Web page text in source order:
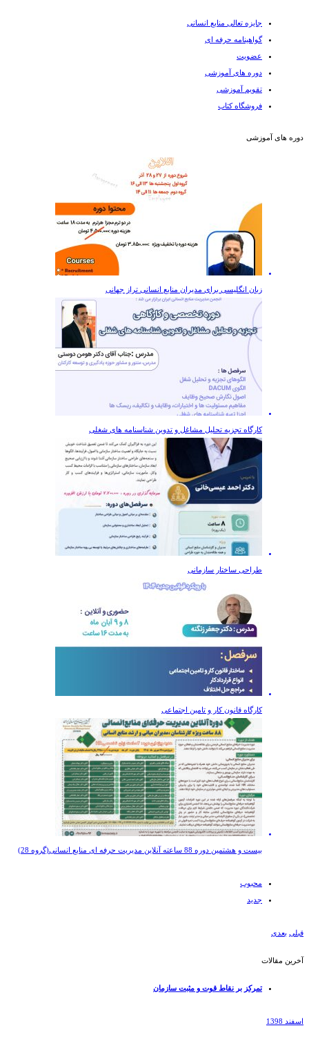
جایزه تعالی منابع انسانی
گواهینامه حرفه ای
عضویت
دوره های آموزشی
تقویم آموزشی
فروشگاه کتاب
دوره های آموزشی
زبان انگلیسی برای مدیران منابع انسانی تراز جهانی
کارگاه تجزیه تحلیل مشاغل و تدوین شناسنامه های شغلی
طراحی ساختار سازمانی
کارگاه قانون کار و تامین اجتماعی
بیست و هشتمین دوره 88 ساعته آنلاین مديريت حرفه ای منابع انسانی(گروه 28)
محبوب
جدید
قبلی بعدی
آخرین مقالات
تمرکز بر نقاط قوت و مثبت سازمان
اسفند 1398